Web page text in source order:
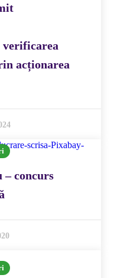
acționarea
– concurs